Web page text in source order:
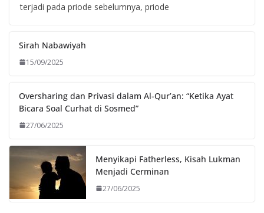
terjadi pada priode sebelumnya, priode
Sirah Nabawiyah
15/09/2025
Oversharing dan Privasi dalam Al-Qur’an: “Ketika Ayat
Bicara Soal Curhat di Sosmed”
27/06/2025
Menyikapi Fatherless, Kisah Lukman
Menjadi Cerminan
27/06/2025